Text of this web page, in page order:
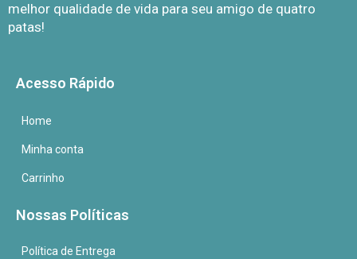
melhor qualidade de vida para seu amigo de quatro
patas!
Acesso Rápido
Home
Minha conta
Carrinho
Nossas Políticas
Política de Entrega